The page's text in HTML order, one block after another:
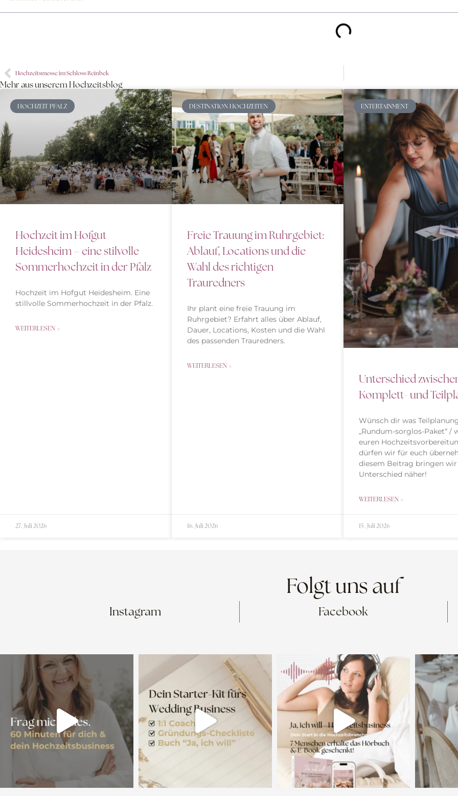
Hochzeitsmesse im Schloss Reinbek
Mehr aus unserem Hochzeitsblog
HOCHZEIT PFALZ
Hochzeit im Hofgut
Heidesheim – eine stilvolle
Sommerhochzeit in der Pfalz
Hochzeit im Hofgut Heidesheim. Eine
stillvolle Sommerhochzeit in der Pfalz.
WEITERLESEN »
27. Juli 2026
DESTINATION HOCHZEITEN
Freie Trauung im Ruhrgebiet:
Ablauf, Locations und die
Wahl des richtigen
Trauredners
Ihr plant eine freie Trauung im
Ruhrgebiet? Erfahrt alles über Ablauf,
Dauer, Locations, Kosten und die Wahl
des passenden Trauredners.
WEITERLESEN »
16. Juli 2026
ENTERTAINMENT
Unterschied
Komplett- und
Wünsch dir was
„Rundum-sorglos-Paket“ /
euren
dürfen wir für euch
diesem Beitrag bringen wir
Unterschied näher!
WEITERLESEN »
15. Juli 2026
Folgt uns auf
Instagram Facebook